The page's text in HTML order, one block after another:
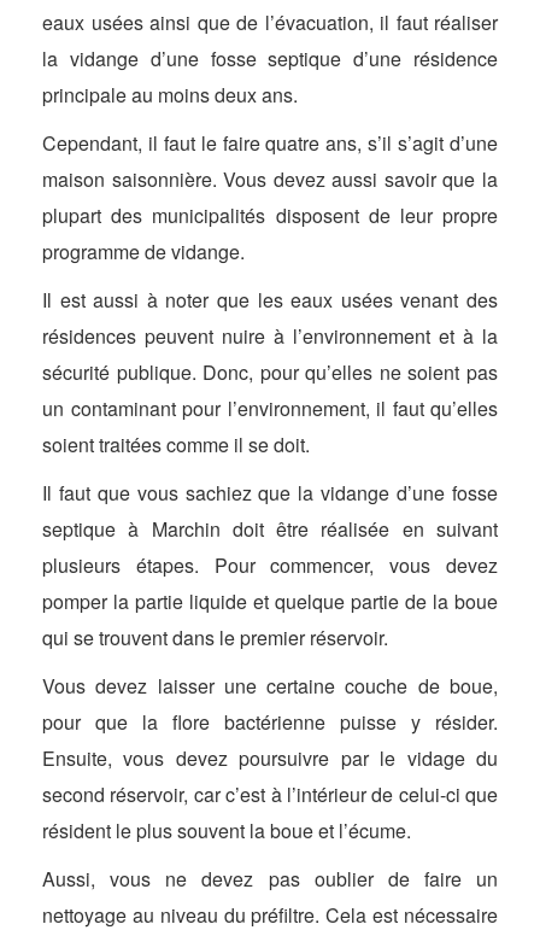
eaux usées ainsi que de l’évacuation, il faut réaliser
la vidange d’une fosse septique d’une résidence
principale au moins deux ans.
Cependant, il faut le faire quatre ans, s’il s’agit d’une
maison saisonnière. Vous devez aussi savoir que la
plupart des municipalités disposent de leur propre
programme de vidange.
Il est aussi à noter que les eaux usées venant des
résidences peuvent nuire à l’environnement et à la
sécurité publique. Donc, pour qu’elles ne soient pas
un contaminant pour l’environnement, il faut qu’elles
soient traitées comme il se doit.
Il faut que vous sachiez que la vidange d’une fosse
septique à Marchin doit être réalisée en suivant
plusieurs étapes. Pour commencer, vous devez
pomper la partie liquide et quelque partie de la boue
qui se trouvent dans le premier réservoir.
Vous devez laisser une certaine couche de boue,
pour que la flore bactérienne puisse y résider.
Ensuite, vous devez poursuivre par le vidage du
second réservoir, car c’est à l’intérieur de celui-ci que
résident le plus souvent la boue et l’écume.
Aussi, vous ne devez pas oublier de faire un
nettoyage au niveau du préfiltre. Cela est nécessaire